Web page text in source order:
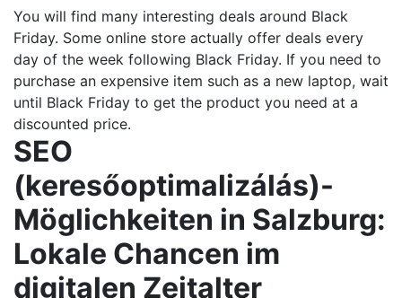
You will find many interesting deals around Black
Friday. Some online store actually offer deals every
day of the week following Black Friday. If you need to
purchase an expensive item such as a new laptop, wait
until Black Friday to get the product you need at a
discounted price.
SEO
(keresőoptimalizálás)-
Möglichkeiten in Salzburg:
Lokale Chancen im
digitalen Zeitalter